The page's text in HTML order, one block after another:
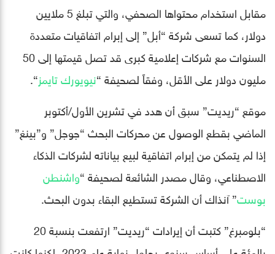
مقابل استخدام محتواها الصحفي، والتي تبلغ 5 ملايين
دولار، كما تسعى شركة “أبل” إلى إبرام اتفاقيات متعددة
السنوات مع شركات إعلامية كبرى قد تصل قيمتها إلى 50
مليون دولار على الأقل، وفقاً لصحيفة “نيويورك تايمز“.
موقع “ريديت” سبق أن هدد في تشرين الأول/أكتوبر
الماضي بقطع الوصول عن محركات البحث “جوجل” و”بينغ”
إذا لم يتمكن من إبرام اتفاقية لبيع بياناته لشركات الذكاء
الاصطناعي، وقال مصدر الشائعة لصحيفة “واشنطن
بوست” آنذاك أن الشركة تستطيع البقاء بدون البحث.
“بلومبرغ” كتبت أن إيرادات “ريديت” ارتفعت بنسبة 20